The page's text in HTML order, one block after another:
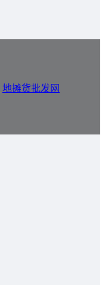
地摊货批发网